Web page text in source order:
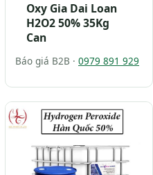
Oxy Gia Dai Loan
H2O2 50% 35Kg
Can
Báo giá B2B · 0979 891 929